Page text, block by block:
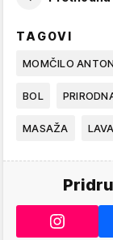
TAGOVI
MOMČILO
BOL
MASAŽA